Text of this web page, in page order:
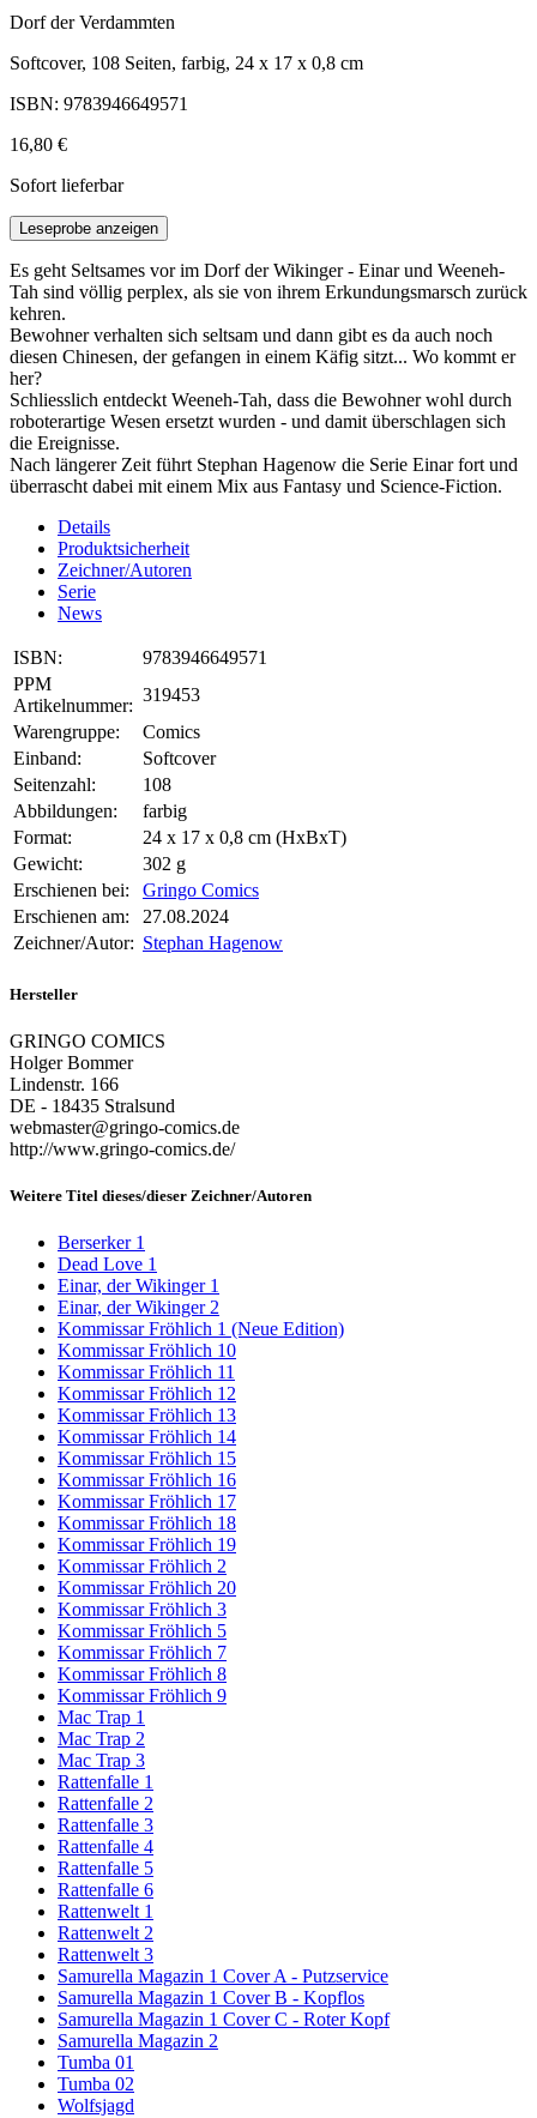
Dorf der Verdammten
Softcover, 108 Seiten, farbig, 24 x 17 x 0,8 cm
ISBN: 9783946649571
16,80 €
Sofort lieferbar
Leseprobe anzeigen
Es geht Seltsames vor im Dorf der Wikinger - Einar und Weeneh-
Tah sind völlig perplex, als sie von ihrem Erkundungsmarsch zurück
kehren.
Bewohner verhalten sich seltsam und dann gibt es da auch noch
diesen Chinesen, der gefangen in einem Käfig sitzt... Wo kommt er
her?
Schliesslich entdeckt Weeneh-Tah, dass die Bewohner wohl durch
roboterartige Wesen ersetzt wurden - und damit überschlagen sich
die Ereignisse.
Nach längerer Zeit führt Stephan Hagenow die Serie Einar fort und
überrascht dabei mit einem Mix aus Fantasy und Science-Fiction.
Details
Produktsicherheit
Zeichner/Autoren
Serie
News
ISBN:
9783946649571
PPM
Artikelnummer:
319453
Warengruppe:
Comics
Einband:
Softcover
Seitenzahl:
108
Abbildungen:
farbig
Format:
24 x 17 x 0,8 cm (HxBxT)
Gewicht:
302 g
Erschienen bei:
Gringo Comics
Erschienen am:
27.08.2024
Zeichner/Autor: Stephan Hagenow
Hersteller
GRINGO COMICS
Holger Bommer
Lindenstr. 166
DE - 18435 Stralsund
webmaster@gringo-comics.de
http://www.gringo-comics.de/
Weitere Titel dieses/dieser Zeichner/Autoren
Berserker 1
Dead Love 1
Einar, der Wikinger 1
Einar, der Wikinger 2
Kommissar Fröhlich 1 (Neue Edition)
Kommissar Fröhlich 10
Kommissar Fröhlich 11
Kommissar Fröhlich 12
Kommissar Fröhlich 13
Kommissar Fröhlich 14
Kommissar Fröhlich 15
Kommissar Fröhlich 16
Kommissar Fröhlich 17
Kommissar Fröhlich 18
Kommissar Fröhlich 19
Kommissar Fröhlich 2
Kommissar Fröhlich 20
Kommissar Fröhlich 3
Kommissar Fröhlich 5
Kommissar Fröhlich 7
Kommissar Fröhlich 8
Kommissar Fröhlich 9
Mac Trap 1
Mac Trap 2
Mac Trap 3
Rattenfalle 1
Rattenfalle 2
Rattenfalle 3
Rattenfalle 4
Rattenfalle 5
Rattenfalle 6
Rattenwelt 1
Rattenwelt 2
Rattenwelt 3
Samurella Magazin 1 Cover A - Putzservice
Samurella Magazin 1 Cover B - Kopflos
Samurella Magazin 1 Cover C - Roter Kopf
Samurella Magazin 2
Tumba 01
Tumba 02
Wolfsjagd